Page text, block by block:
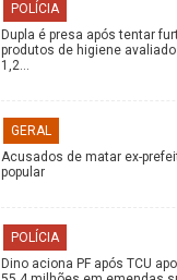
POLÍCIA
Dupla é presa após tentar
produtos de higiene
1,2…
GERAL
Acusados de matar ex-
popular
POLÍCIA
Dino aciona PF após TCU